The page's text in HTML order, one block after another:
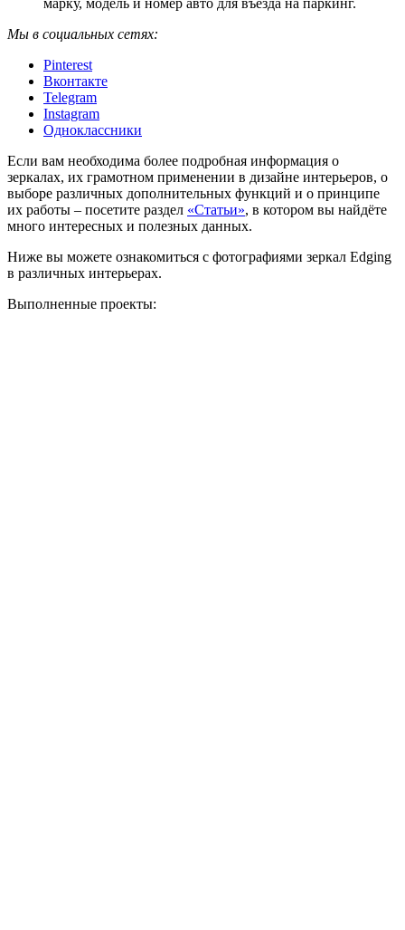
Мы в социальных сетях:
Pinterest
Вконтакте
Telegram
Instagram
Одноклассники
Если вам необходима более подробная информация о
зеркалах, их грамотном применении в дизайне интерьеров, о
выборе различных дополнительных функций и о принципе
их работы – посетите раздел «Статьи», в котором вы найдёте
много интересных и полезных данных.
Ниже вы можете ознакомиться с фотографиями зеркал Edging
в различных интерьерах.
Выполненные проекты: